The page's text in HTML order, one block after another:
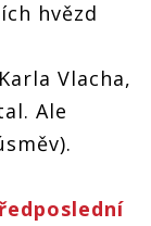
hvězd
Vlacha,
Ale